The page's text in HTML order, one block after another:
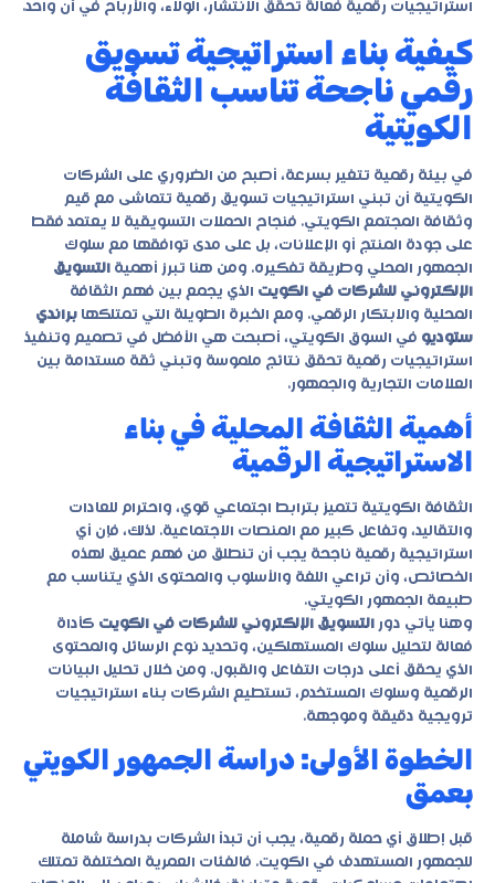
استراتيجيات رقمية فعالة تحقق الانتشار، الولاء، والأرباح في آن واحد.
كيفية بناء استراتيجية تسويق
رقمي ناجحة تناسب الثقافة
الكويتية
في بيئة رقمية تتغير بسرعة، أصبح من الضروري على الشركات
الكويتية أن تبني استراتيجيات تسويق رقمية تتماشى مع قيم
وثقافة المجتمع الكويتي. فنجاح الحملات التسويقية لا يعتمد فقط
على جودة المنتج أو الإعلانات، بل على مدى توافقها مع سلوك
الجمهور المحلي وطريقة تفكيره. ومن هنا تبرز أهمية التسويق
الإلكتروني للشركات في الكويت الذي يجمع بين فهم الثقافة
المحلية والابتكار الرقمي. ومع الخبرة الطويلة التي تمتلكها براندي
ستوديو في السوق الكويتي، أصبحت هي الأفضل في تصميم وتنفيذ
استراتيجيات رقمية تحقق نتائج ملموسة وتبني ثقة مستدامة بين
العلامات التجارية والجمهور.
أهمية الثقافة المحلية في بناء
الاستراتيجية الرقمية
الثقافة الكويتية تتميز بترابط اجتماعي قوي، واحترام للعادات
والتقاليد، وتفاعل كبير مع المنصات الاجتماعية. لذلك، فإن أي
استراتيجية رقمية ناجحة يجب أن تنطلق من فهم عميق لهذه
الخصائص، وأن تراعي اللغة والأسلوب والمحتوى الذي يتناسب مع
طبيعة الجمهور الكويتي.
وهنا يأتي دور التسويق الإلكتروني للشركات في الكويت كأداة
فعالة لتحليل سلوك المستهلكين، وتحديد نوع الرسائل والمحتوى
الذي يحقق أعلى درجات التفاعل والقبول. ومن خلال تحليل البيانات
الرقمية وسلوك المستخدم، تستطيع الشركات بناء استراتيجيات
ترويجية دقيقة وموجهة.
الخطوة الأولى: دراسة الجمهور الكويتي
بعمق
قبل إطلاق أي حملة رقمية، يجب أن تبدأ الشركات بدراسة شاملة
للجمهور المستهدف في الكويت. فالفئات العمرية المختلفة تمتلك